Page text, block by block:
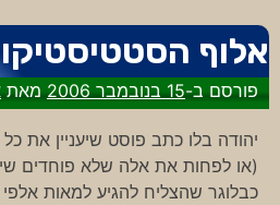
אלוף
פורסם ב-15 בנובמבר 2006 מאת
יהודה בלו כתב פוסט שיעניין את
(או לפחות את אלה שלא פוחדים
כבלוגר שהצליח להגיע למאות